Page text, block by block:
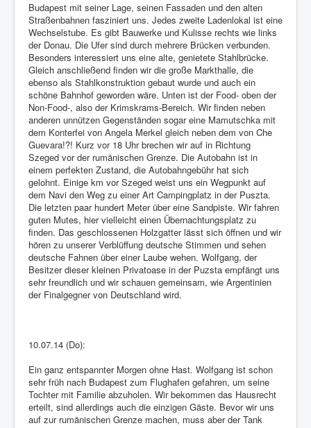
Budapest mit seiner Lage, seinen Fassaden und den alten
Straßenbahnen fasziniert uns. Jedes zweite Ladenlokal ist eine
Wechselstube. Es gibt Bauwerke und Kulisse rechts wie links
der Donau. Die Ufer sind durch mehrere Brücken verbunden.
Besonders interessiert uns eine alte, genietete Stahlbrücke.
Gleich anschließend finden wir die große Markthalle, die
ebenso als Stahlkonstruktion gebaut wurde und auch ein
schöne Bahnhof geworden wäre. Unten ist der Food- oben der
Non-Food-, also der Krimskrams-Bereich. Wir finden neben
anderen unnützen Gegenständen sogar eine Mamutschka mit
dem Konterfei von Angela Merkel gleich neben dem von Che
Guevara!?! Kurz vor 18 Uhr brechen wir auf in Richtung
Szeged vor der rumänischen Grenze. Die Autobahn ist in
einem perfekten Zustand, die Autobahngebühr hat sich
gelohnt. Einige km vor Szeged weist uns ein Wegpunkt auf
dem Navi den Weg zu einer Art Campingplatz in der Puszta.
Die letzten paar hundert Meter über eine Sandpiste. Wir fahren
guten Mutes, hier vielleicht einen Übernachtungsplatz zu
finden. Das geschlossenen Holzgatter lässt sich öffnen und wir
hören zu unserer Verblüffung deutsche Stimmen und sehen
deutsche Fahnen über einer Laube wehen. Wolfgang, der
Besitzer dieser kleinen Privatoase in der Puzsta empfängt uns
sehr freundlich und wir schauen gemeinsam, wie Argentinien
der Finalgegner von Deutschland wird.
10.07.14 (Do):
Ein ganz entspannter Morgen ohne Hast. Wolfgang ist schon
sehr früh nach Budapest zum Flughafen gefahren, um seine
Tochter mit Familie abzuholen. Wir bekommen das Hausrecht
erteilt, sind allerdings auch die einzigen Gäste. Bevor wir uns
auf zur rumänischen Grenze machen, muss aber der Tank